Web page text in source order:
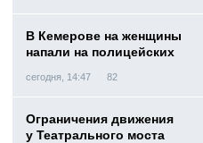
В Кемерове на женщины
напали на полицейских
сегодня, 14:47 82
Ограничения движения
у Театрального моста